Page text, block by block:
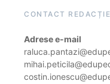
CONTACT REDACȚIE
Adrese e-mail